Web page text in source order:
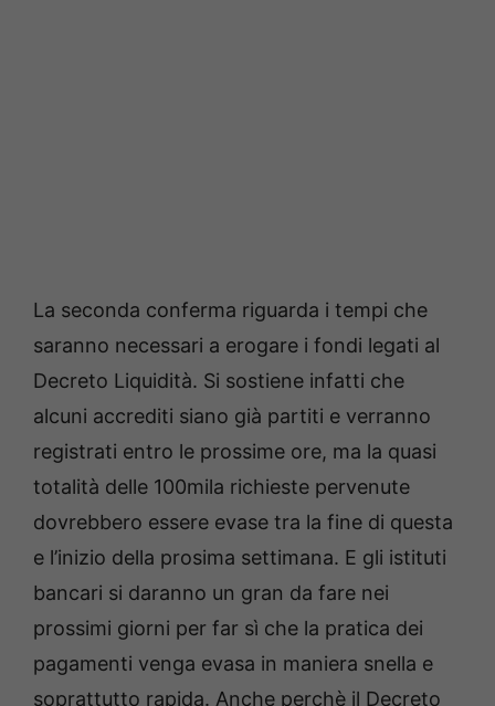
La seconda conferma riguarda i tempi che
saranno necessari a erogare i fondi legati al
Decreto Liquidità. Si sostiene infatti che
alcuni accrediti siano già partiti e verranno
registrati entro le prossime ore, ma la quasi
totalità delle 100mila richieste pervenute
dovrebbero essere evase tra la fine di questa
e l’inizio della prosima settimana. E gli istituti
bancari si daranno un gran da fare nei
prossimi giorni per far sì che la pratica dei
pagamenti venga evasa in maniera snella e
soprattutto rapida. Anche perchè il Decreto